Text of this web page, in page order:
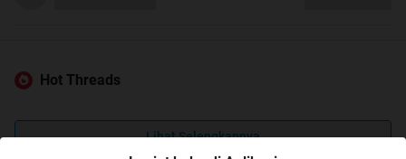
Hot Threads
Lihat Selengkapnya